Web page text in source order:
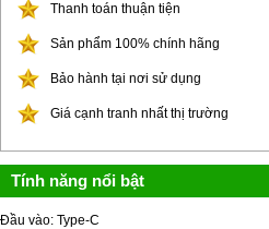
Thanh toán thuận tiện
Sản phẩm 100% chính hãng
Bảo hành tại nơi sử dụng
Giá cạnh tranh nhất thị trường
Tính năng nổi bật
Đầu vào: Type-C